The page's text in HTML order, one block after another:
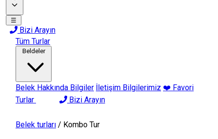
☰
Bizi Arayın
Tüm Turlar
Beldeler
Belek Hakkında Bilgiler İletişim Bilgilerimiz ❤️ Favori
Turlar
Bizi Arayın
Belek turları / Kombo Tur